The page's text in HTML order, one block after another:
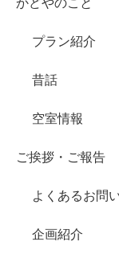
かどやのこと
プラン紹介
昔話
空室情報
ご挨拶・ご報告
よくあるお問
企画紹介